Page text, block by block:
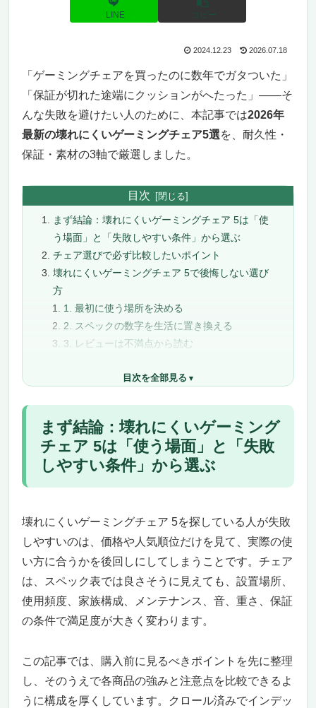
LINE コピー
2024.12.23 2026.07.18
「ゲーミングチェアを買ったのに数年でガタついた」
「保証が切れた途端にクッションがへたった」――そ
んな失敗を避けたい人のために、本記事では2026年
最新の壊れにくいゲーミングチェア5選を、耐久性・
保証・素材の3軸で厳選しました。
目次
まず結論：壊れにくいゲーミングチェア 5は「使
う場面」と「失敗しやすい条件」から選ぶ
チェア選びで必ず比較したいポイント
壊れにくいゲーミングチェア 5で後悔しない選び
方
1. 最初に使う場所を決める
2. スペックの数字を生活に置き換える
3. レビューは不満点から読む
5. 迷ったら上位候補を2つだけ比較する
サイズ確認を本体寸法だけで済ませる
消耗品やメンテナンスを確認しない
口コミの評価点だけで判断する
チェアを買う前の最終チェックリスト
質問
壊れにくいゲーミングチェア 5は高い商品を選
んだ方がいいですか？
型落ちモデルは避けるべきですか？
口コミはどこまで信用できますか？
プレゼント用に選ぶ場合の注意点は？
ネット購入で失敗しないコツは？
か？
壊れにくいゲーミングチェア 5は比較軸を決めれ
ば選びやすい
目次を全部見る
まず結論：壊れにくいゲーミング
チェア 5は「使う場面」と「失敗
しやすい条件」から選ぶ
壊れにくいゲーミングチェア 5を探している人が失敗
しやすいのは、価格や人気順位だけを見て、実際の使
い方に合うかを後回しにしてしまうことです。チェア
は、スペック表では良さそうに見えても、設置場所、
使用頻度、家族構成、メンテナンス、音、重さ、保証
の条件で満足度が大きく変わります。
この記事では、購入前に見るべきポイントを先に整理
し、そのうえで各商品の強みと注意点を比較できるよ
うに構成を厚くしています。クロール済みでインデッ